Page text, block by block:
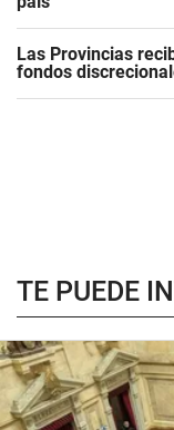
Las Provincias
fondos
TE PUEDE